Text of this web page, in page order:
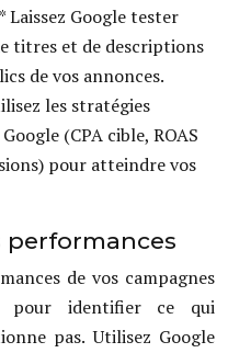
Laissez Google tester
titres et de descriptions
de vos annonces.
les stratégies
(CPA cible, ROAS
pour atteindre vos
performances
de vos campagnes
pour identifier ce qui
pas. Utilisez Google